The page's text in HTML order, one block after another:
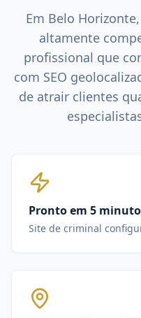
Em Belo Horizonte
altamente
profissional que
com SEO
de atrair clientes
Pronto em 5
Site de criminal